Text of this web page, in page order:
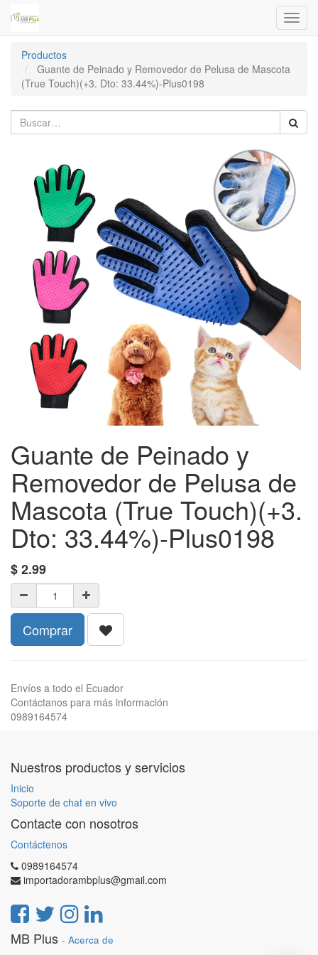
Menú
de
Productos
Guante de Peinado y Removedor de Pelusa de Mascota
(True Touch)(+3. Dto: 33.44%)-Plus0198
Guante de Peinado y
Removedor de Pelusa de
Mascota (True Touch)(+3.
Dto: 33.44%)-Plus0198
$2.99
Comprar
Envíos a todo el Ecuador
Contáctanos para más información
0989164574
Nuestros productos y servicios
Inicio
Soporte de chat en vivo
Contacte con nosotros
Contáctenos
0989164574
importadorambplus@gmail.com
MB Plus - Acerca de